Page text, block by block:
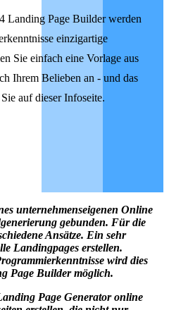
Landing Page Builder werden
einzigartige
Sie einfach eine Vorlage aus
Ihrem Belieben an - und das
auf dieser Infoseite.
unternehmenseigenen Online
gebunden. Für die
Ansätze. Ein sehr
Landingpages erstellen.
wird dies
Page Builder möglich.
Page Generator online